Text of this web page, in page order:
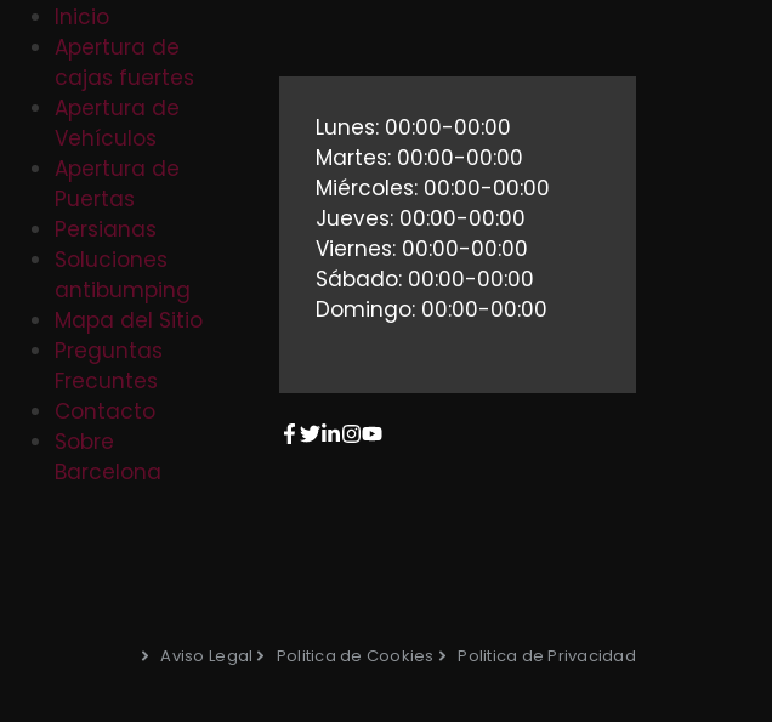
Inicio
Apertura de
cajas fuertes
Apertura de
Vehículos
Apertura de
Puertas
Persianas
Soluciones
antibumping
Mapa del Sitio
Preguntas
Frecuntes
Contacto
Sobre
Barcelona
Lunes: 00:00-00:00
Martes: 00:00-00:00
Miércoles: 00:00-00:00
Jueves: 00:00-00:00
Viernes: 00:00-00:00
Sábado: 00:00-00:00
Domingo: 00:00-00:00
Aviso Legal Politica de Cookies Politica de Privacidad